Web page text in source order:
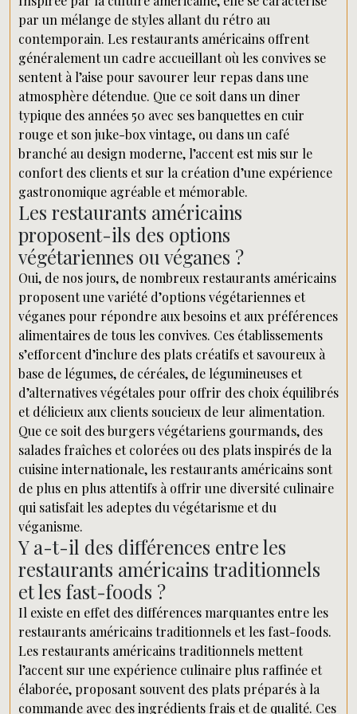
par un mélange de styles allant du rétro au
contemporain. Les restaurants américains offrent
généralement un cadre accueillant où les convives se
sentent à l’aise pour savourer leur repas dans une
atmosphère détendue. Que ce soit dans un diner
typique des années 50 avec ses banquettes en cuir
rouge et son juke-box vintage, ou dans un café
branché au design moderne, l’accent est mis sur le
confort des clients et sur la création d’une expérience
gastronomique agréable et mémorable.
Les restaurants américains
proposent-ils des options
végétariennes ou véganes ?
Oui, de nos jours, de nombreux restaurants américains
proposent une variété d’options végétariennes et
véganes pour répondre aux besoins et aux préférences
alimentaires de tous les convives. Ces établissements
s’efforcent d’inclure des plats créatifs et savoureux à
base de légumes, de céréales, de légumineuses et
d’alternatives végétales pour offrir des choix équilibrés
et délicieux aux clients soucieux de leur alimentation.
Que ce soit des burgers végétariens gourmands, des
salades fraîches et colorées ou des plats inspirés de la
cuisine internationale, les restaurants américains sont
de plus en plus attentifs à offrir une diversité culinaire
qui satisfait les adeptes du végétarisme et du
véganisme.
Y a-t-il des différences entre les
restaurants américains traditionnels
et les fast-foods ?
Il existe en effet des différences marquantes entre les
restaurants américains traditionnels et les fast-foods.
Les restaurants américains traditionnels mettent
l’accent sur une expérience culinaire plus raffinée et
élaborée, proposant souvent des plats préparés à la
commande avec des ingrédients frais et de qualité. Ces